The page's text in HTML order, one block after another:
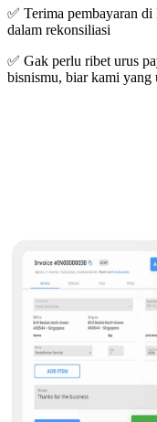
✅ Terima pembayaran
dalam rekonsiliasi
✅ Gak perlu ribet urus
bisnismu, biar kami yang